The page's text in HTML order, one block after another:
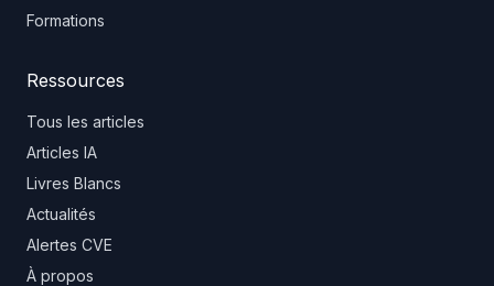
Formations
Ressources
Tous les articles
Articles IA
Livres Blancs
Actualités
Alertes CVE
À propos